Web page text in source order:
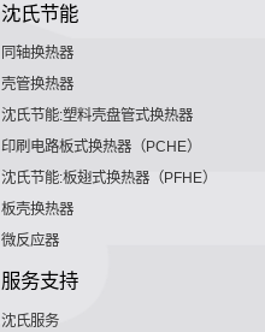
沈氏节能
同轴换热器
壳管换热器
沈氏节能:塑料壳盘管式换热器
印刷电路板式换热器（PCHE）
沈氏节能:板翅式换热器（PFHE）
板壳换热器
微反应器
服务支持
沈氏服务